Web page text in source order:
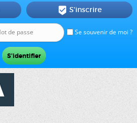
Se souvenir de moi ?
 S'inscrire